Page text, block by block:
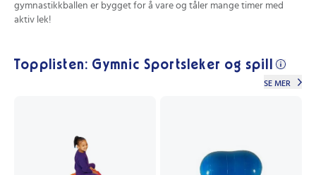
gymnastikkballen er bygget for å vare og tåler mange timer med
aktiv lek!
Topplisten: Gymnic Sportsleker og spill
SE MER